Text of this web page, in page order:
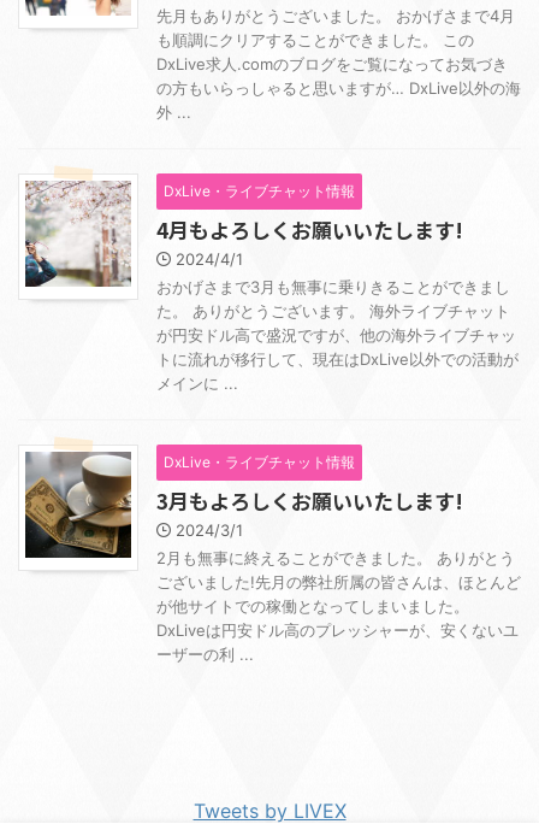
先月もありがとうございました。 おかげさまで4月
も順調にクリアすることができました。 この
DxLive求人.comのブログをご覧になってお気づき
の方もいらっしゃると思いますが… DxLive以外の海
外 ...
DxLive・ライブチャット情報
4月もよろしくお願いいたします!
2024/4/1
おかげさまで3月も無事に乗りきることができまし
た。 ありがとうございます。 海外ライブチャット
が円安ドル高で盛況ですが、他の海外ライブチャッ
トに流れが移行して、現在はDxLive以外での活動が
メインに ...
DxLive・ライブチャット情報
3月もよろしくお願いいたします!
2024/3/1
2月も無事に終えることができました。 ありがとう
ございました!先月の弊社所属の皆さんは、ほとんど
が他サイトでの稼働となってしまいました。
DxLiveは円安ドル高のプレッシャーが、安くないユ
ーザーの利 ...
Tweets by LIVEX